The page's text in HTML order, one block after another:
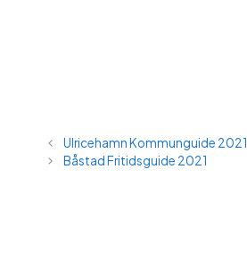
Ulricehamn Kommunguide 2021
Båstad Fritidsguide 2021